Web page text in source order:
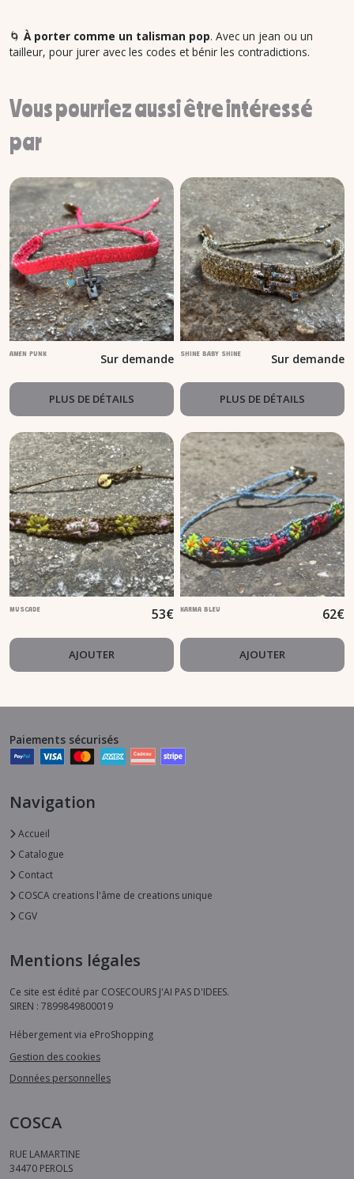
🌀 À porter comme un talisman pop. Avec un jean ou un
tailleur, pour jurer avec les codes et bénir les contradictions.
Vous pourriez aussi être intéressé
par
AMEN PUNK Sur demande
PLUS DE DÉTAILS
SHINE BABY SHINE Sur demande
PLUS DE DÉTAILS
MUSCADE 53€
AJOUTER
KARMA BLEU 62€
AJOUTER
Paiements sécurisés
Navigation
Accueil
Catalogue
Contact
COSCA creations l'âme de creations unique
CGV
Mentions légales
Ce site est édité par COSECOURS J'AI PAS D'IDEES.
SIREN : 7899849800019
Hébergement via eProShopping
Gestion des cookies
Données personnelles
COSCA
RUE LAMARTINE
34470 PEROLS